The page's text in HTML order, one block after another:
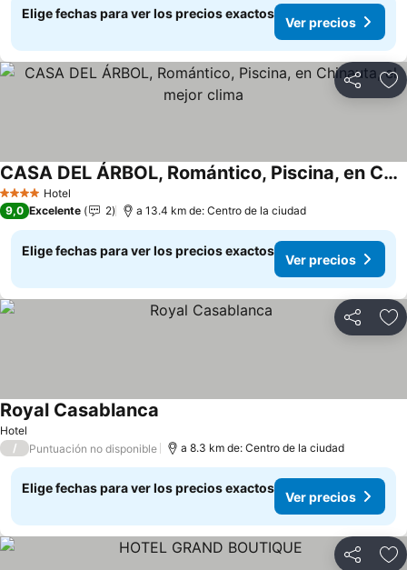
Elige fechas para ver los precios exactos
Ver precios
Compartir
4 EstrellasHotel
CASA DEL ÁRBOL, Romántico, Piscina, en Chinauta, el mejor clima
9,0 Excelente 2 a 13.4 km de: Centro de la ciudad
Elige fechas para ver los precios exactos
Ver precios
Compartir
Hotel
Royal Casablanca
/ Puntuación no disponible a 8.3 km de: Centro de la ciudad
Elige fechas para ver los precios exactos
Ver precios
Compartir